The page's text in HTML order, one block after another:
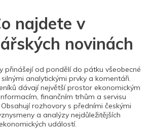
najdete v
novinách
přinášejí od pondělí do pátku všeobecné
analytickými prvky a komentáři.
dávají největší prostor ekonomickým
finančním trhům a servisu
rozhovory s předními českými
a analýzy nejdůležitějších
událostí.